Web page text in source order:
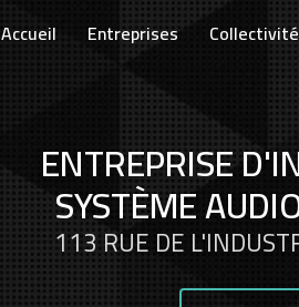
Accueil Entreprises
ENTREPRISE
SYSTÈME
113 RUE DE